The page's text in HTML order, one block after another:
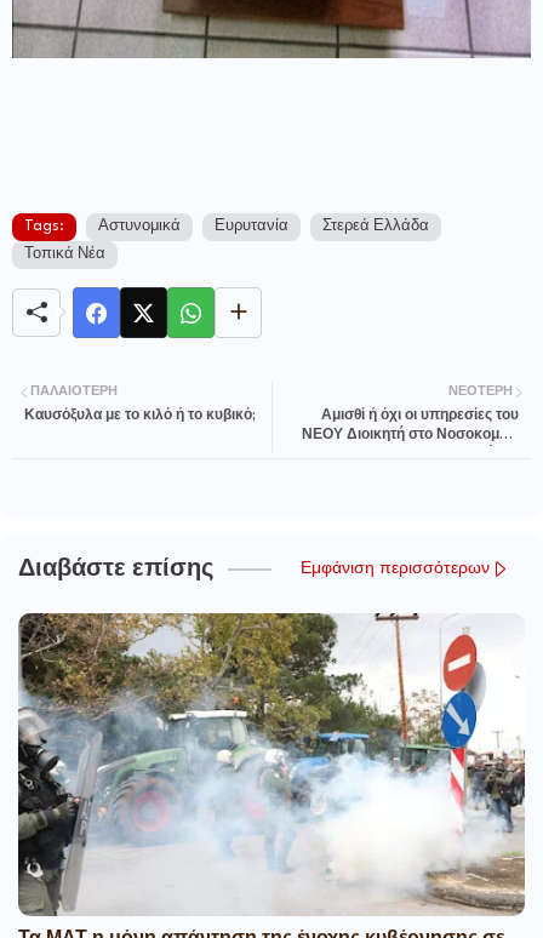
Tags: Αστυνομικά Ευρυτανία
Στερεά Ελλάδα
Τοπικά Νέα
ΝΕΌΤΕΡΗ
Αμισθί ή όχι οι υπηρεσίες του
ΝΕΟΥ Διοικητή στο Νοσοκομείο
ΠΑΛΑΙΌΤΕΡΗ
Καυσόξυλα με το κιλό ή το κυβικό;
Διαβάστε επίσης Εμφάνιση περισσότερων